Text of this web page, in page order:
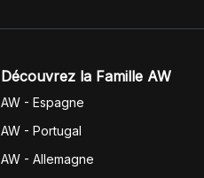
Découvrez la Famille AW
AW - Espagne
AW - Portugal
AW - Allemagne